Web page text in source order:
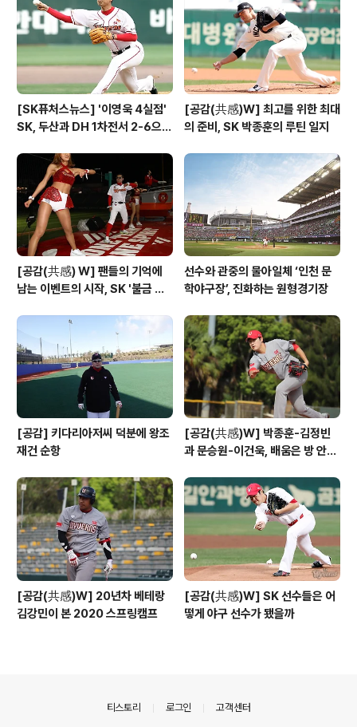
뒀다. 끝내기를 맞을 수 있는 연장 11회 등판해 첫 타자 정
범모(27)에 안타를 허용했지만 정근우(32)와 김태균(3
[SK퓨처스뉴스] '이영욱 4실점'
SK, 두산과 DH 1차전서 2-6으로
[공감(共感)W] 최고를 위한 최대
의 준비, SK 박종훈의 루틴 일지
[공감(共感) W] 팬들의 기억에
남는 이벤트의 시작, SK '불금 데
선수와 관중의 물아일체 ‘인천 문
학야구장’, 진화하는 원형경기장
[공감] 키다리아저씨 덕분에 왕조
재건 순항
[공감(共感)W] 박종훈-김정빈
과 문승원-이건욱, 배움은 방 안에
[공감(共感)W] 20년차 베테랑
김강민이 본 2020 스프링캠프
[공감(共感)W] SK 선수들은 어
떻게 야구 선수가 됐을까
티스토리 로그인 고객센터